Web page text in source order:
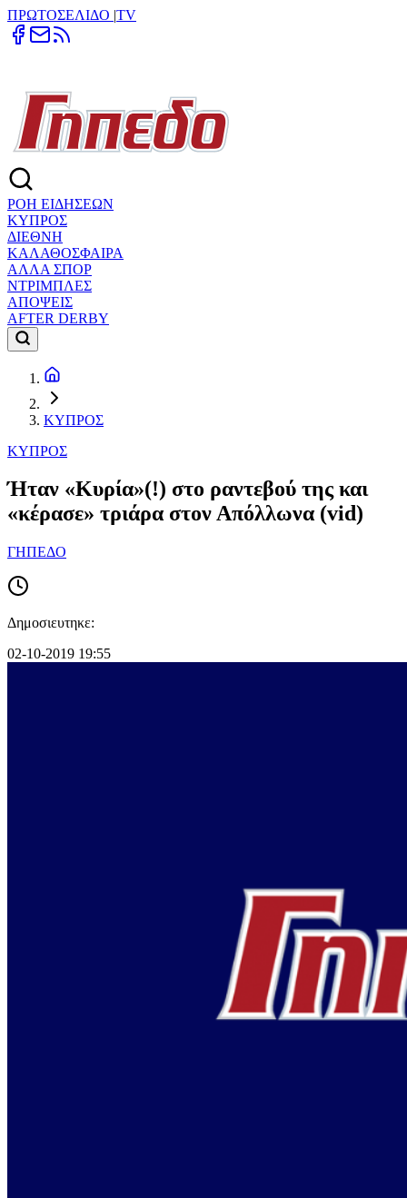
ΠΡΩΤΟΣΕΛΙΔΟ |TV
ΡΟΗ ΕΙΔΗΣΕΩΝ
ΚΥΠΡΟΣ
ΔΙΕΘΝΗ
ΚΑΛΑΘΟΣΦΑΙΡΑ
ΑΛΛΑ ΣΠΟΡ
ΝΤΡΙΜΠΛΕΣ
ΑΠΟΨΕΙΣ
AFTER DERBY
ΚΥΠΡΟΣ
ΚΥΠΡΟΣ
Ήταν «Κυρία»(!) στο ραντεβού της και
«κέρασε» τριάρα στον Απόλλωνα (vid)
ΓΗΠΕΔΟ
Δημοσιευτηκε:
02-10-2019 19:55